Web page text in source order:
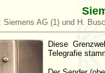
Siemens AG (1) und H.
Diese
Telegrafie